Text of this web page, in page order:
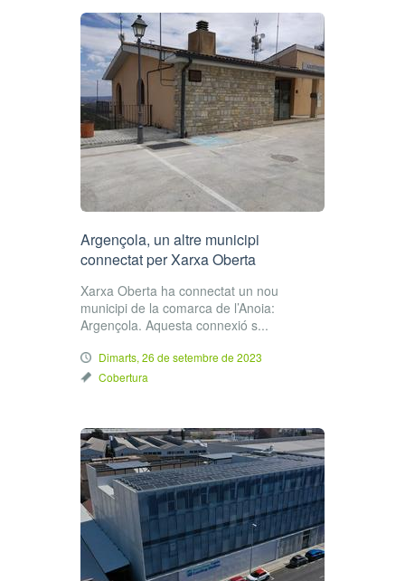
Argençola, un altre municipi
connectat per Xarxa Oberta
Xarxa Oberta ha connectat un nou
municipi de la comarca de l’Anoia:
Argençola. Aquesta connexió s...
Dimarts, 26 de setembre de 2023
Cobertura